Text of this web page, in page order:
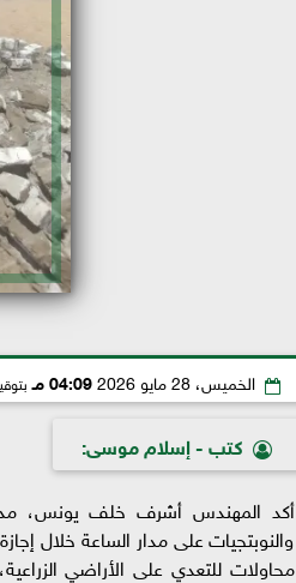
الخميس، 28 مايو 2026 04:09 مـ
كتب - إسلام موسى:
أكد المهندس أشرف خلف يونس، مدير
والنوبتجيات على مدار الساعة خلال
محاولات للتعدي على الأراضي